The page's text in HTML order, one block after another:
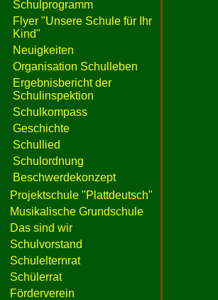
Schulprogramm
Flyer "Unsere Schule für Ihr
Kind"
Neuigkeiten
Organisation Schulleben
Ergebnisbericht der
Schulinspektion
Schulkompass
Geschichte
Schullied
Schulordnung
Beschwerdekonzept
Projektschule "Plattdeutsch"
Musikalische Grundschule
Das sind wir
Schulvorstand
Schulelternrat
Schülerrat
Förderverein